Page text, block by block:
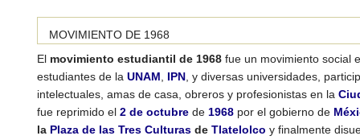
MOVIMIENTO DE 1968
El movimiento estudiantil de 1968 fue un movimiento social
estudiantes de la UNAM, IPN, y diversas universidades,
intelectuales, amas de casa, obreros y profesionistas en la
fue reprimido el 2 de octubre de 1968 por el gobierno de
la Plaza de las Tres Culturas de Tlatelolco y finalmente